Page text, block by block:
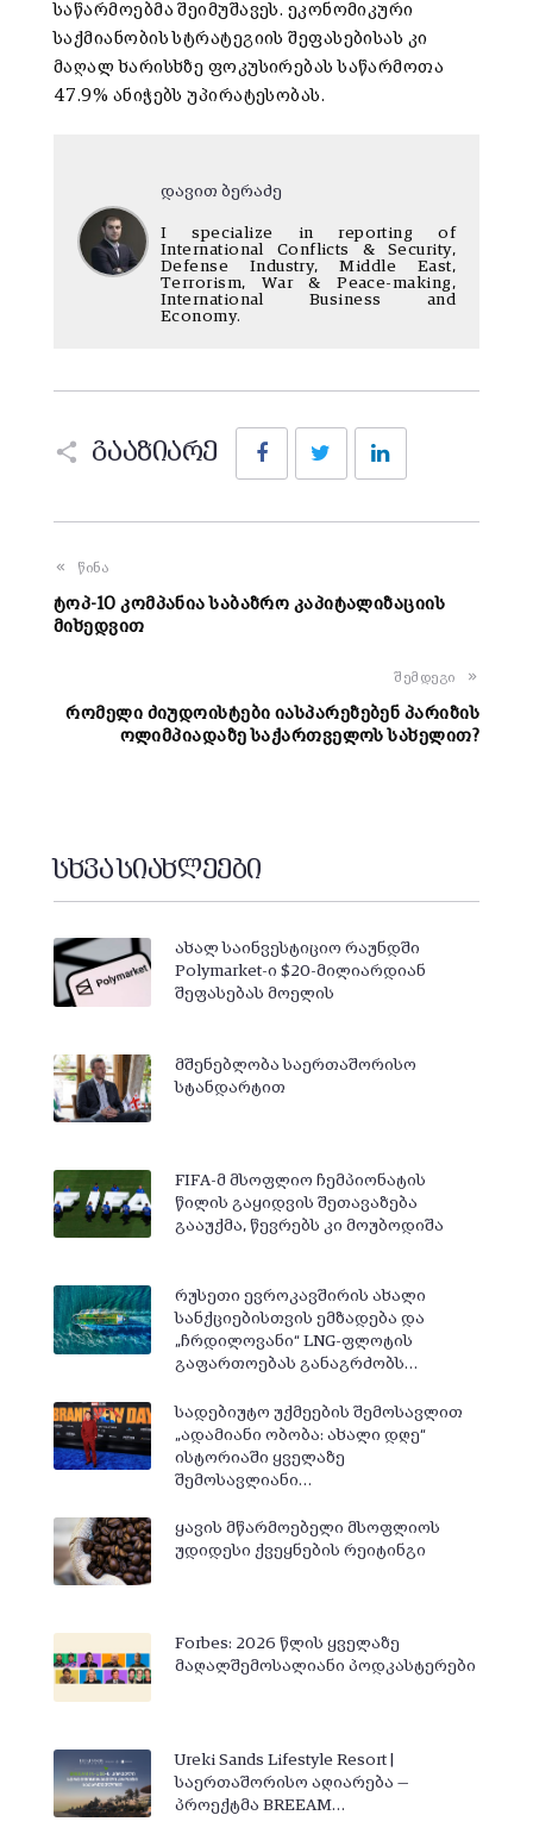
საწარმოებმა შეიმუშავეს. ეკონომიკური
საქმიანობის სტრატეგიის შეფასებისას კი
მაღალ ხარისხზე ფოკუსირებას საწარმოთა
47.9% ანიჭებს უპირატესობას.
დავით ბერაძე
I specialize in reporting of
International Conflicts & Security,
Defense Industry, Middle East,
Terrorism, War & Peace-making,
International Business and
Economy.
გააზიარე
FacebookTwitter
წინა
ტოპ-10 კომპანია საბაზრო კაპიტალიზაციის
მიხედვით
შემდეგი
რომელი ძიუდოისტები იასპარეზებენ პარიზის
ოლიმპიადაზე საქართველოს სახელით?
სხვა სიახლეები
ახალ საინვესტიციო რაუნდში
Polymarket-ი $20-მილიარდიან
შეფასებას მოელის
მშენებლობა საერთაშორისო
სტანდარტით
FIFA-მ მსოფლიო ჩემპიონატის
წილის გაყიდვის შეთავაზება
გააუქმა, წევრებს კი მოუბოდიშა
რუსეთი ევროკავშირის ახალი
სანქციებისთვის ემზადება და
„ჩრდილოვანი“ LNG-ფლოტის
გაფართოებას განაგრძობს…
სადებიუტო უქმეების შემოსავლით
„ადამიანი ობობა: ახალი დღე“
ისტორიაში ყველაზე
შემოსავლიანი…
ყავის მწარმოებელი მსოფლიოს
უდიდესი ქვეყნების რეიტინგი
Forbes: 2026 წლის ყველაზე
მაღალშემოსალიანი პოდკასტერები
Ureki Sands Lifestyle Resort |
საერთაშორისო აღიარება —
პროექტმა BREEAM…